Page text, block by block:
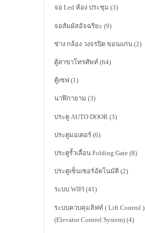
จอ Led ห้อง ประชุม (3)
จอสัมผัสอัจฉริยะ (9)
ช่าง กล้อง วงจรปิด ขอนแก่น (2)
ตู้สาขาโทรศัพท์ (64)
ตู้เซฟ (1)
นาฬิกายาม (3)
ประตู AUTO DOOR (3)
ประตูมอเตอร์ (6)
ประตูรั้วเลื่อน Folding Gate (8)
ประตูเซ็นเซอร์อัตโนมัติ (2)
ระบบ WIFI (41)
ระบบควบคุมลิฟท์ ( Lift Control )
(Elevator Control System) (4)